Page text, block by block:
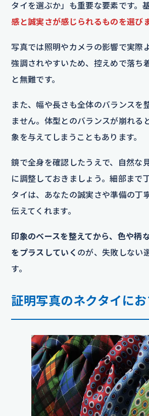
タイを選ぶか」も重要な要素です。
感と誠実さが感じられるものを選び
写真では照明やカメラの影響で実際
強調されやすいため、控えめで落ち
と無難です。
また、幅や長さも全体のバランスを
ません。体型とのバランスが崩れる
象を与えてしまうこともあります。
鏡で全身を確認したうえで、自然な
に調整しておきましょう。細部まで
タイは、あなたの誠実さや準備の丁
伝えてくれます。
印象のベースを整えてから、色や柄
をプラスしていく のが、失敗しない
す。
証明写真のネクタイに